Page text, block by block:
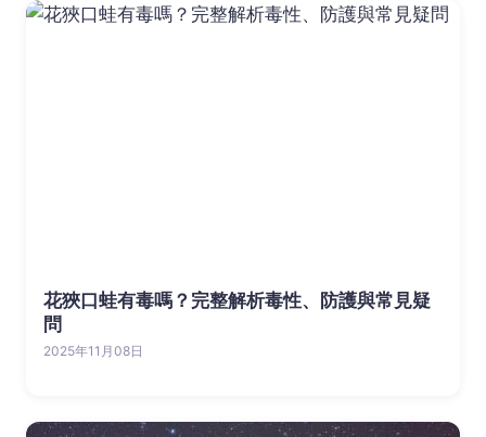
花狹口蛙有毒嗎？完整解析毒性、防護與常見疑
問
2025年11月08日